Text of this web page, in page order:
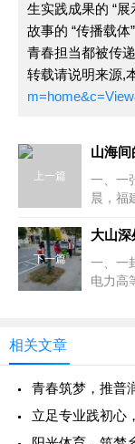
生实践成果的 “展
故事的 “传播载
青春担当都被传递
转载请说明来源,
上一篇
一、一
晨，福
下一篇
一、一
电力高
相关文章